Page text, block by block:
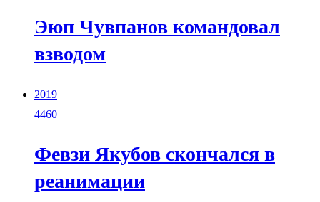
Эюп Чувпанов командовал
взводом
2019
4460
Февзи Якубов скончался в
реанимации